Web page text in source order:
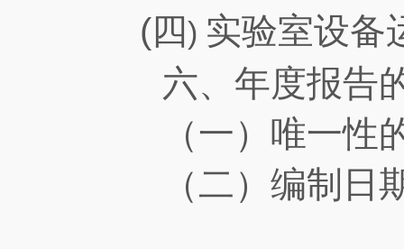
(四) 实验室设备
六、年度报告
（一）唯一性
（二）编制日期